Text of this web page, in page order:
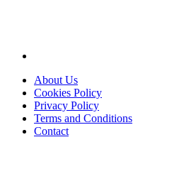
About Us
Cookies Policy
Privacy Policy
Terms and Conditions
Contact